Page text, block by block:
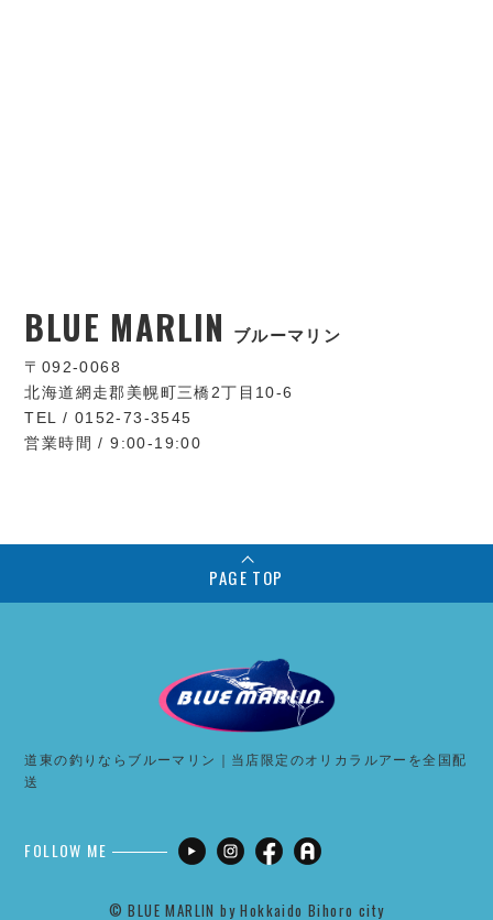
BLUE MARLIN ブルーマリン
〒092-0068
北海道網走郡美幌町三橋2丁目10-6
TEL / 0152-73-3545
営業時間 / 9:00-19:00
PAGE TOP
道東の釣りならブルーマリン｜当店限定のオリカラルアーを全国配
送
FOLLOW ME
©︎ BLUE MARLIN by Hokkaido Bihoro city